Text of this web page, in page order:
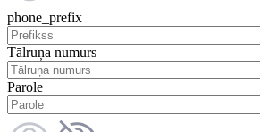
phone_prefix
Tālruņa numurs
Parole